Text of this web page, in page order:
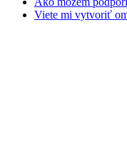
Valentín / láska
Viete mi vytvoriť